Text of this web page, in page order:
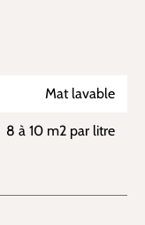
Mat lavable
8 à 10 m2 par litre